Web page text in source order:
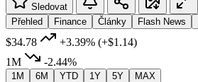
Sledovat
Přehled
Finance Články Flash News
$34.78 +3.39% (+$1.14)
1M
-2.44%
1M 6M YTD 1Y 5Y MAX